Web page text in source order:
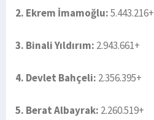
2. Ekrem İmamoğlu:5.443.216+
3. Binali Yıldırım: 2.943.661+
4. Devlet Bahçeli: 2.356.395+
5. Berat Albayrak: 2.260.519+